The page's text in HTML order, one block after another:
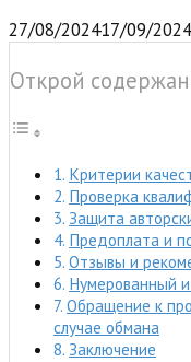
27/08/202417/09/2024
Открой
Критерии
Проверка
Защита
Предоплата и
Отзывы и
Нумерованный
Обращение к
случае обмана
Заключение